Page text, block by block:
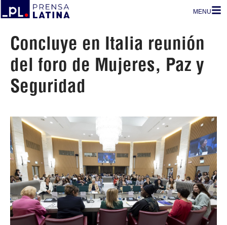
MENU
Concluye en Italia reunión
del foro de Mujeres, Paz y
Seguridad